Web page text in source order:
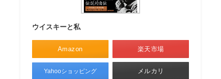
ウイスキーと私
Amazon 楽天市場
Yahooショッピング メルカリ